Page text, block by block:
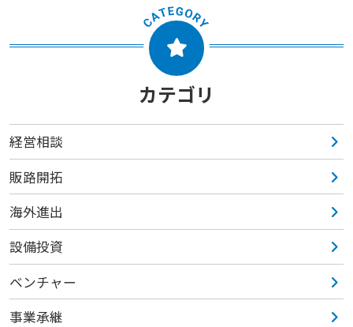
カテゴリ
経営相談
販路開拓
海外進出
設備投資
ベンチャー
事業承継